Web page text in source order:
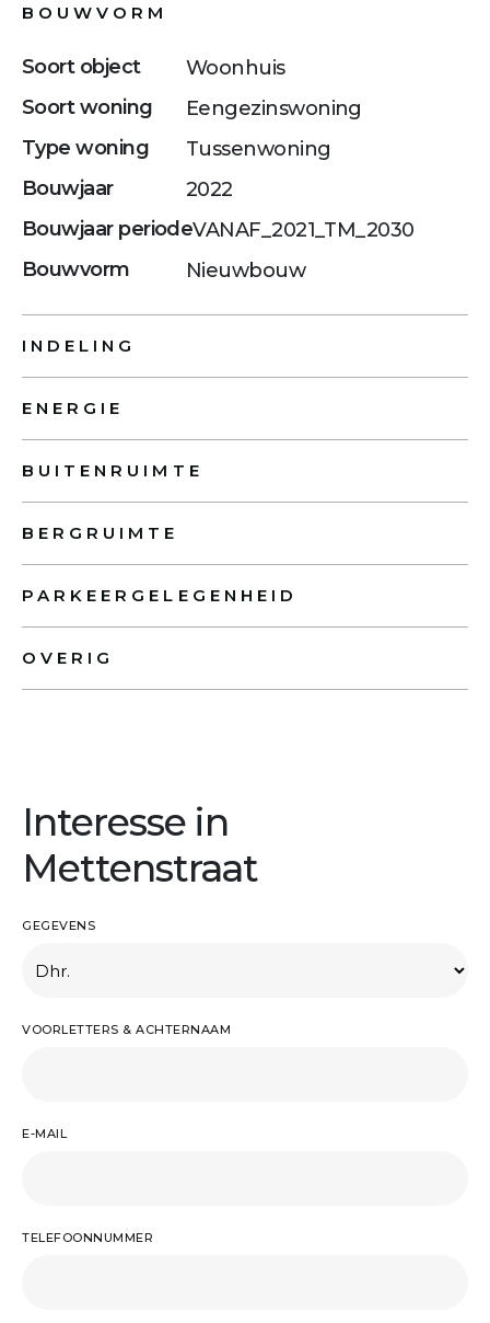
BOUWVORM
Soort object
Woonhuis
Soort woning
Eengezinswoning
Type woning
Tussenwoning
Bouwjaar
2022
Bouwjaar periodeVANAF_2021_TM_2030
Bouwvorm
Nieuwbouw
INDELING
ENERGIE
BUITENRUIMTE
BERGRUIMTE
PARKEERGELEGENHEID
OVERIG
Interesse in
Mettenstraat
GEGEVENS
VOORLETTERS & ACHTERNAAM
E-MAIL
TELEFOONNUMMER